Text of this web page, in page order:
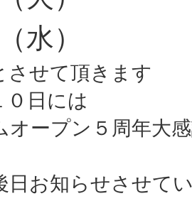
）
させて頂きます
０日には
オープン５周年大
日お知らせさせて